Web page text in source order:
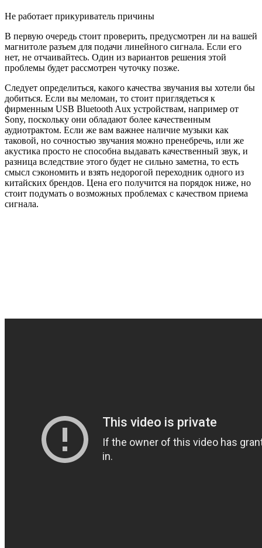
Не работает прикуриватель причины
В первую очередь стоит проверить, предусмотрен ли на вашей
магнитоле разъем для подачи линейного сигнала. Если его
нет, не отчаивайтесь. Один из вариантов решения этой
проблемы будет рассмотрен чуточку позже.
Следует определиться, какого качества звучания вы хотели бы
добиться. Если вы меломан, то стоит приглядеться к
фирменным USB Bluetooth Aux устройствам, например от
Sony, поскольку они обладают более качественным
аудиотрактом. Если же вам важнее наличие музыки как
таковой, но сочностью звучания можно пренебречь, или же
акустика просто не способна выдавать качественный звук, и
разница вследствие этого будет не сильно заметна, то есть
смысл сэкономить и взять недорогой переходник одного из
китайских брендов. Цена его получится на порядок ниже, но
стоит подумать о возможных проблемах с качеством приема
сигнала.